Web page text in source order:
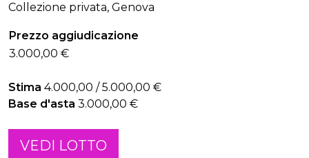
Collezione privata, Genova
Prezzo aggiudicazione
3.000,00 €
Stima 4.000,00 / 5.000,00 €
Base d'asta 3.000,00 €
VEDI LOTTO